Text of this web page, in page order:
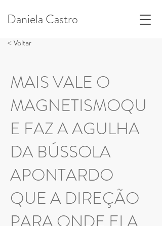
Daniela Castro
< Voltar
MAIS VALE O
MAGNETISMOQU
E FAZ A AGULHA
DA BÚSSOLA
APONTARDO
QUE A DIREÇÃO